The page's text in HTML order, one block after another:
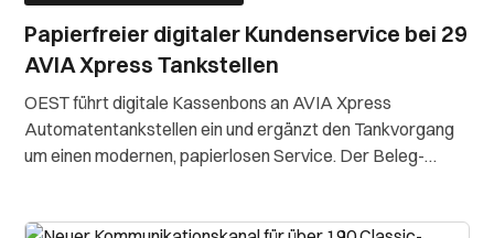
Papierfreier digitaler Kundenservice bei 29
AVIA Xpress Tankstellen
OEST führt digitale Kassenbons an AVIA Xpress
Automatentankstellen ein und ergänzt den Tankvorgang
um einen modernen, papierlosen Service. Der Beleg-